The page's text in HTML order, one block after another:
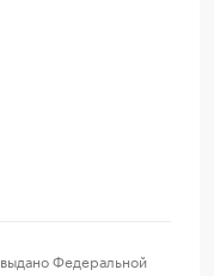
Федеральной